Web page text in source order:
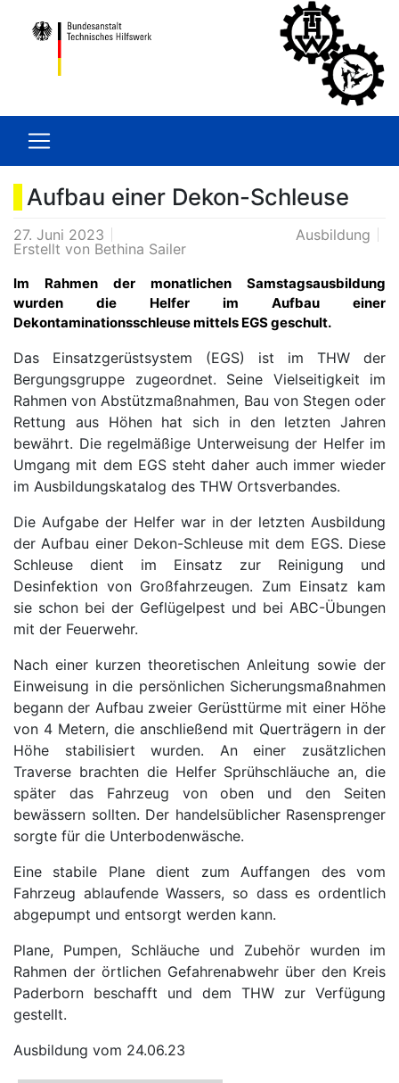
Aufbau einer Dekon-Schleuse
27. Juni 2023
Ausbildung
Erstellt von Bethina Sailer
Im Rahmen der monatlichen Samstagsausbildung
wurden die Helfer im Aufbau einer
Dekontaminationsschleuse mittels EGS geschult.
Das Einsatzgerüstsystem (EGS) ist im THW der
Bergungsgruppe zugeordnet. Seine Vielseitigkeit im
Rahmen von Abstützmaßnahmen, Bau von Stegen oder
Rettung aus Höhen hat sich in den letzten Jahren
bewährt. Die regelmäßige Unterweisung der Helfer im
Umgang mit dem EGS steht daher auch immer wieder
im Ausbildungskatalog des THW Ortsverbandes.
Die Aufgabe der Helfer war in der letzten Ausbildung
der Aufbau einer Dekon-Schleuse mit dem EGS. Diese
Schleuse dient im Einsatz zur Reinigung und
Desinfektion von Großfahrzeugen. Zum Einsatz kam
sie schon bei der Geflügelpest und bei ABC-Übungen
mit der Feuerwehr.
Nach einer kurzen theoretischen Anleitung sowie der
Einweisung in die persönlichen Sicherungsmaßnahmen
begann der Aufbau zweier Gerüsttürme mit einer Höhe
von 4 Metern, die anschließend mit Querträgern in der
Höhe stabilisiert wurden. An einer zusätzlichen
Traverse brachten die Helfer Sprühschläuche an, die
später das Fahrzeug von oben und den Seiten
bewässern sollten. Der handelsüblicher Rasensprenger
sorgte für die Unterbodenwäsche.
Eine stabile Plane dient zum Auffangen des vom
Fahrzeug ablaufende Wassers, so dass es ordentlich
abgepumpt und entsorgt werden kann.
Plane, Pumpen, Schläuche und Zubehör wurden im
Rahmen der örtlichen Gefahrenabwehr über den Kreis
Paderborn beschafft und dem THW zur Verfügung
gestellt.
Ausbildung vom 24.06.23